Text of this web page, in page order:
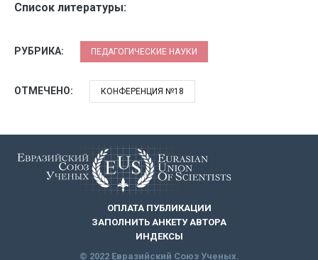
Список литературы:
РУБРИКА: ПЕДАГОГИЧЕСКИЕ НАУКИ
ОТМЕЧЕНО: КОНФЕРЕНЦИЯ №18
ОПЛАТА ПУБЛИКАЦИИ
ЗАПОЛНИТЬ АНКЕТУ АВТОРА
ИНДЕКСЫ
© 2022 Евразийский Союз Ученых.